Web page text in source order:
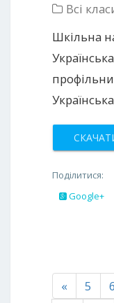
Всі
Шкільна
Поділитися:
Google+
« 5 6